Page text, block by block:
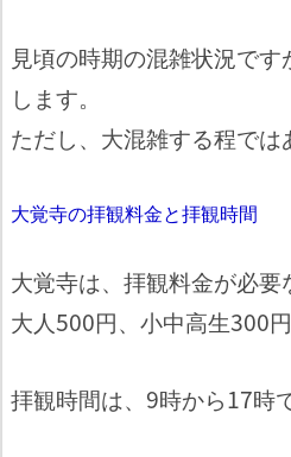
見頃の時期の混雑状況で
します。
ただし、大混雑する程では
大覚寺の拝観料金と拝観時間
大覚寺は、拝観料金が必要
大人500円、小中高生300円
拝観時間は、9時から17時